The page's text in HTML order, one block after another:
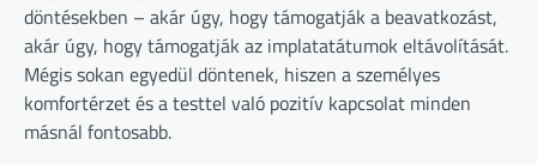
döntésekben – akár úgy, hogy támogatják a beavatkozást,
akár úgy, hogy támogatják az implatatátumok eltávolítását.
Mégis sokan egyedül döntenek, hiszen a személyes
komfortérzet és a testtel való pozitív kapcsolat minden
másnál fontosabb.